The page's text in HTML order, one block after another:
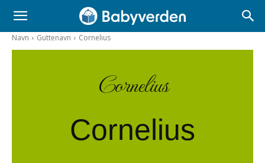
Navn Guttenavn Cornelius
Cornelius
Cornelius